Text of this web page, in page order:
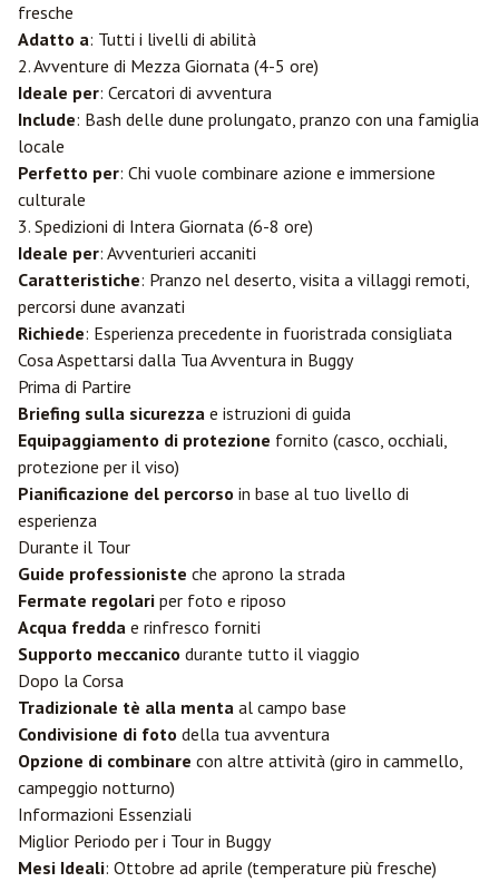
fresche
Adatto a: Tutti i livelli di abilità
2. Avventure di Mezza Giornata (4-5 ore)
Ideale per: Cercatori di avventura
Include: Bash delle dune prolungato, pranzo con una famiglia
locale
Perfetto per: Chi vuole combinare azione e immersione
culturale
3. Spedizioni di Intera Giornata (6-8 ore)
Ideale per: Avventurieri accaniti
Caratteristiche: Pranzo nel deserto, visita a villaggi remoti,
percorsi dune avanzati
Richiede: Esperienza precedente in fuoristrada consigliata
Cosa Aspettarsi dalla Tua Avventura in Buggy
Prima di Partire
Briefing sulla sicurezza e istruzioni di guida
Equipaggiamento di protezione fornito (casco, occhiali,
protezione per il viso)
Pianificazione del percorso in base al tuo livello di
esperienza
Durante il Tour
Guide professioniste che aprono la strada
Fermate regolari per foto e riposo
Acqua fredda e rinfresco forniti
Supporto meccanico durante tutto il viaggio
Dopo la Corsa
Tradizionale tè alla menta al campo base
Condivisione di foto della tua avventura
Opzione di combinare con altre attività (giro in cammello,
campeggio notturno)
Informazioni Essenziali
Miglior Periodo per i Tour in Buggy
Mesi Ideali: Ottobre ad aprile (temperature più fresche)